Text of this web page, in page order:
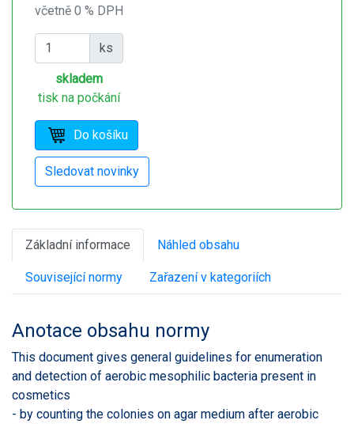
včetně 0 % DPH
ks
skladem
tisk na počkání
Základní informace Náhled obsahu
Související normy Zařazení v kategoriích
Anotace obsahu normy
This document gives general guidelines for enumeration
and detection of aerobic mesophilic bacteria present in
cosmetics
- by counting the colonies on agar medium after aerobic